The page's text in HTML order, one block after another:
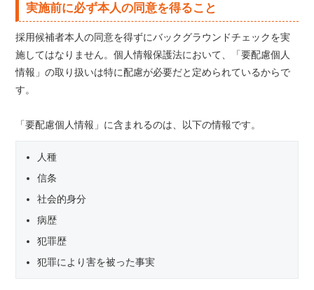
実施前に必ず本人の同意を得ること
採用候補者本人の同意を得ずにバックグラウンドチェックを実
施してはなりません。個人情報保護法において、「要配慮個人
情報」の取り扱いは特に配慮が必要だと定められているからで
す。
「要配慮個人情報」に含まれるのは、以下の情報です。
人種
信条
社会的身分
病歴
犯罪歴
犯罪により害を被った事実